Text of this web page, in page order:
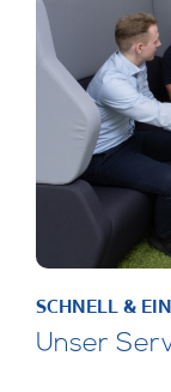
SCHNELL &
Unser